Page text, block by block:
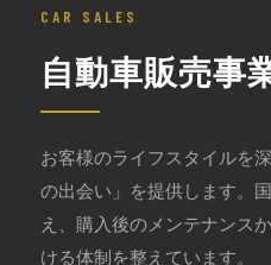
CAR SALES
自動車販売事
お客様のライフスタイルを
の出会い」を提供します。
え、購入後のメンテナンス
ける体制を整えています。